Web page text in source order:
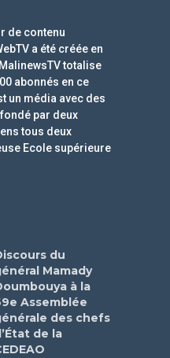
de contenu
a été créée en
totalise
abonnés en ce
un média avec des
par deux
tous deux
Ecole supérieure
du
Mamady
à la
Assemblée
des chefs
de la